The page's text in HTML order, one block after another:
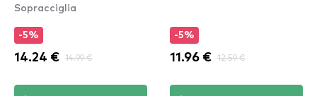
Taupe (LAS03)
Sopracciglia
-5%
14.24 € 14.99 €
-5%
11.96 € 12.59 €